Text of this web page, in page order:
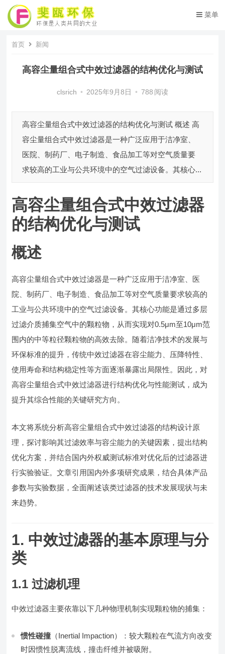
菜单
首页 新闻
高容尘量组合式中效过滤器的结构优化与测试
clsrich • 2025年9月8日 • 788 阅读
高容尘量组合式中效过滤器的结构优化与测试 概述 高
容尘量组合式中效过滤器是一种广泛应用于洁净室、
医院、制药厂、电子制造、食品加工等对空气质量要
求较高的工业与公共环境中的空气过滤设备。其核心...
高容尘量组合式中效过滤器
的结构优化与测试
概述
高容尘量组合式中效过滤器是一种广泛应用于洁净室、医
院、制药厂、电子制造、食品加工等对空气质量要求较高的
工业与公共环境中的空气过滤设备。其核心功能是通过多层
过滤介质捕集空气中的颗粒物，从而实现对0.5μm至10μm范
围内的中等粒径颗粒物的高效去除。随着洁净技术的发展与
环保标准的提升，传统中效过滤器在容尘能力、压降特性、
使用寿命和结构稳定性等方面逐渐暴露出局限性。因此，对
高容尘量组合式中效过滤器进行结构优化与性能测试，成为
提升其综合性能的关键研究方向。
本文将系统分析高容尘量组合式中效过滤器的结构设计原
理，探讨影响其过滤效率与容尘能力的关键因素，提出结构
优化方案，并结合国内外权威测试标准对优化后的过滤器进
行实验验证。文章引用国内外多项研究成果，结合具体产品
参数与实验数据，全面阐述该类过滤器的技术发展现状与未
来趋势。
1. 中效过滤器的基本原理与分
类
1.1 过滤机理
中效过滤器主要依靠以下几种物理机制实现颗粒物的捕集：
惯性碰撞 （Inertial Impaction）：较大颗粒在气流方向改变
时因惯性脱离流线，撞击纤维并被吸附。